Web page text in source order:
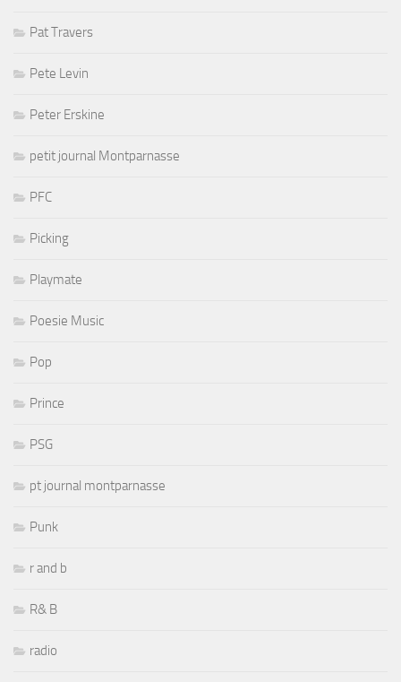
Pat Travers
Pete Levin
Peter Erskine
petit journal Montparnasse
PFC
Picking
Playmate
Poesie Music
Pop
Prince
PSG
pt journal montparnasse
Punk
r and b
R& B
radio